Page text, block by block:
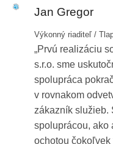
ObrázokJan Gregor
Výkonný riaditeľ /
Prvú realizáciu
s.r.o. sme
spolupráca
v rovnakom
zákazník služieb.
spoluprácou, ako
ochotou čokoľvek